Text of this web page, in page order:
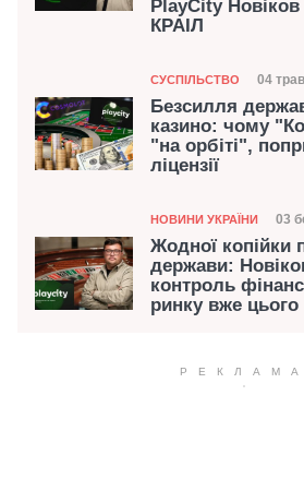
PlayCity
КРАІЛ
Категорія
СУСПІЛЬСТВО Дата
04
Безсилля
казино: чому
"на орбіті",
ліцензії
Категорія
НОВИНИ УКРАЇНИ 03
Жодної копійки
держави:
контроль
ринку вже цього